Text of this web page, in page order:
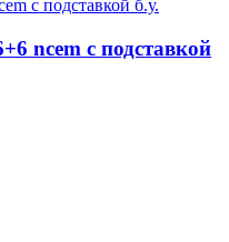
ncem c подставкой